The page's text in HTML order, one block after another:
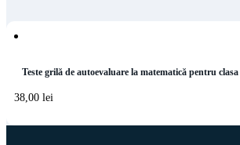
Teste grilă de autoevaluare la matematică pentru
38,00 lei